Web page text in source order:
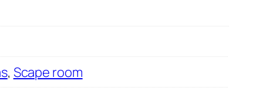
, Scape room